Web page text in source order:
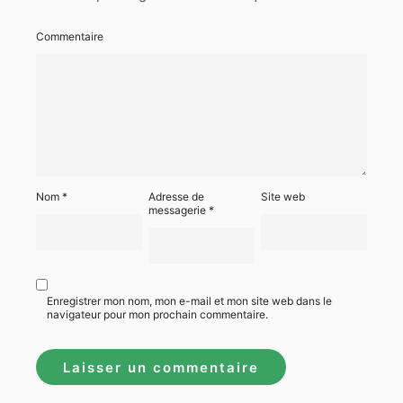
Commentaire
Nom *
Adresse de
messagerie*
Site web
Enregistrer mon nom, mon e-mail et mon site web dans le
navigateur pour mon prochain commentaire.